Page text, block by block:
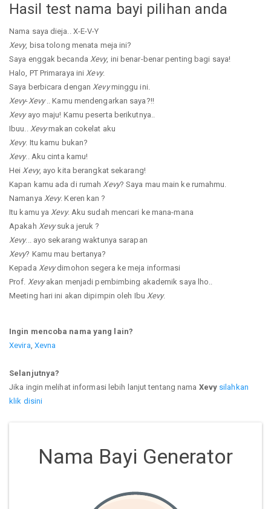
Hasil test nama bayi pilihan anda
Nama saya dieja.. X-E-V-Y
Xevy, bisa tolong menata meja ini?
Saya enggak becanda Xevy, ini benar-benar penting bagi saya!
Halo, PT Primaraya ini Xevy.
Saya berbicara dengan Xevyminggu ini.
Xevy-Xevy.. Kamu mendengarkan saya?!!
Xevyayo maju! Kamu peserta berikutnya..
Ibuu.. Xevymakan cokelat aku
Xevy. Itu kamu bukan?
Xevy.. Aku cinta kamu!
Hei Xevy, ayo kita berangkat sekarang!
Kapan kamu ada di rumah Xevy? Saya mau main ke rumahmu.
Namanya Xevy. Keren kan ?
Itu kamu ya Xevy. Aku sudah mencari ke mana-mana
Apakah Xevysuka jeruk ?
Xevy... ayo sekarang waktunya sarapan
Xevy? Kamu mau bertanya?
Kepada Xevydimohon segera ke meja informasi
Prof. Xevyakan menjadi pembimbing akademik saya lho..
Meeting hari ini akan dipimpin oleh Ibu Xevy.
Ingin mencoba nama yang lain?
Xevira Xevna
Selanjutnya?
Jika ingin melihat informasi lebih lanjut tentang nama Xevy silahkan
klik disini
Nama Bayi Generator